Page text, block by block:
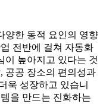
양한 동적 요인의 영향
전반에 걸쳐 자동화
이 높아지고 있다는 것
공공 장소의 편의성과
욱 성장하고 있습니
을 만드는 진화하는